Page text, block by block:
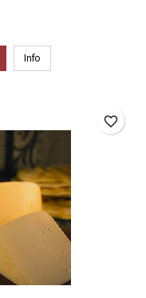
Info
favorite_border